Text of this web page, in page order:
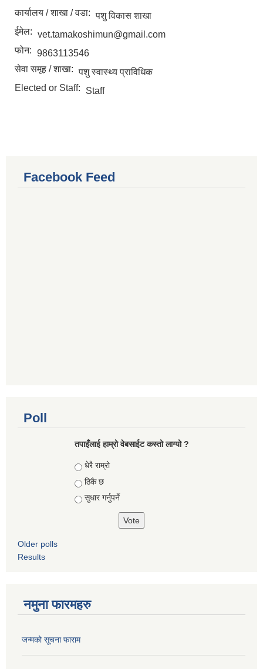
कार्यालय / शाखा / वडा: पशु विकास शाखा
ईमेल: vet.tamakoshimun@gmail.com
फोन: 9863113546
सेवा समूह / शाखा: पशु स्वास्थ्य प्राविधिक
Elected or Staff:
Staff
Facebook Feed
Poll
तपाइँलाई हाम्रो वेबसाईट कस्तो लाग्यो ?
Choices
धेरै राम्रो
ठिकै छ
सुधार गर्नुपर्ने
Older polls
Results
नमुना फारमहरु
जन्मको सूचना फाराम